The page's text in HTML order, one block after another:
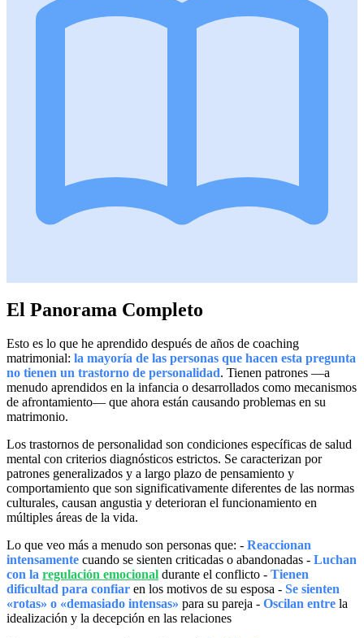
El Panorama Completo
Esto es lo que he aprendido después de años de coaching
matrimonial: la mayoría de las personas que hacen esta pregunta
no tienen un trastorno de personalidad. Tienen patrones —a
menudo aprendidos en la infancia o desarrollados como mecanismos
de afrontamiento— que ahora están causando problemas en su
matrimonio.
Los trastornos de personalidad son condiciones específicas de salud
mental con criterios diagnósticos estrictos. Se caracterizan por
patrones generalizados y a largo plazo de pensamiento y
comportamiento que son significativamente diferentes de las normas
culturales, causan angustia y deterioran el funcionamiento en
múltiples áreas de la vida.
Lo que veo más a menudo son personas que: - Reaccionan
intensamente cuando se sienten criticadas o abandonadas - Luchan
con la regulación emocional durante el conflicto - Tienen
dificultad para confiar en los motivos de su esposa - Se sienten
«rotas» o «demasiado intensas» para su pareja - Oscilan entre la
idealización y la decepción en las relaciones